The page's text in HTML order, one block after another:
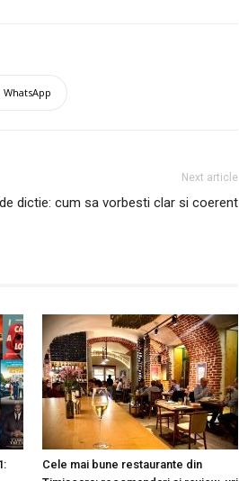
WhatsApp
Next article
dictie: cum sa vorbesti clar si coerent
Cele mai bune restaurante din